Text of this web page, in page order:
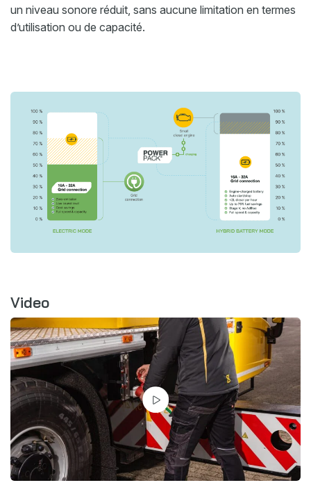
un niveau sonore réduit, sans aucune limitation en termes
d’utilisation ou de capacité.
Video